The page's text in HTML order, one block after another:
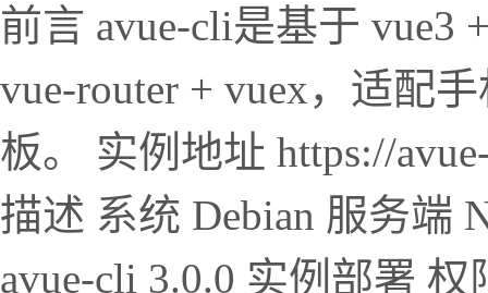
前言 avue-cli是基于 vue3
vue-router + vuex，适配
板。 实例地址 https://
描述 系统 Debian 服务端
avue-cli 3.0.0 实例部署